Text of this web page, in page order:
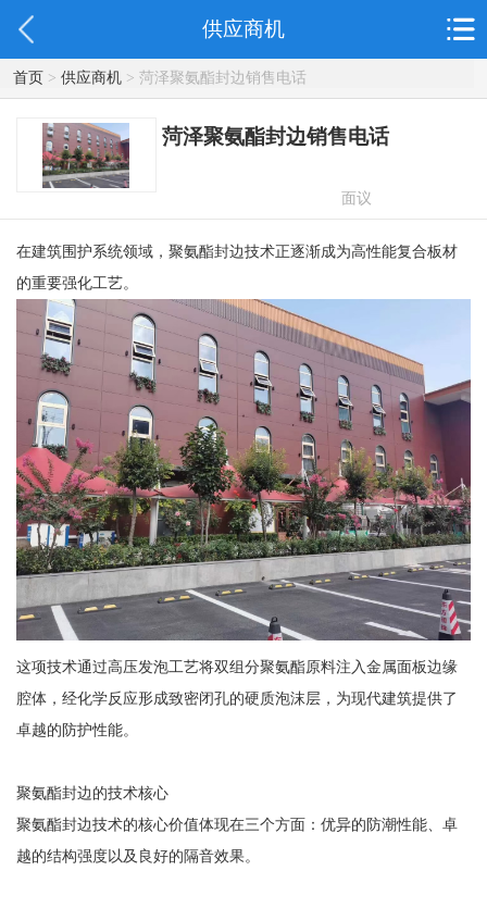
供应商机
首页> 供应商机> 菏泽聚氨酯封边销售电话
菏泽聚氨酯封边销售电话
面议
在建筑围护系统领域，聚氨酯封边技术正逐渐成为高性能复合板材
的重要强化工艺。
这项技术通过高压发泡工艺将双组分聚氨酯原料注入金属面板边缘
腔体，经化学反应形成致密闭孔的硬质泡沫层，为现代建筑提供了
卓越的防护性能。
聚氨酯封边的技术核心
聚氨酯封边技术的核心价值体现在三个方面：优异的防潮性能、卓
越的结构强度以及良好的隔音效果。